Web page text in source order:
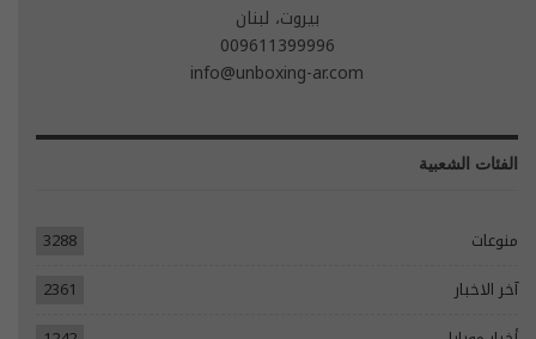
بيروت، لبنان
009611399996
info@unboxing-ar.com
الفئات الشعبية
منوعات
3288
آخر الاخبار
2361